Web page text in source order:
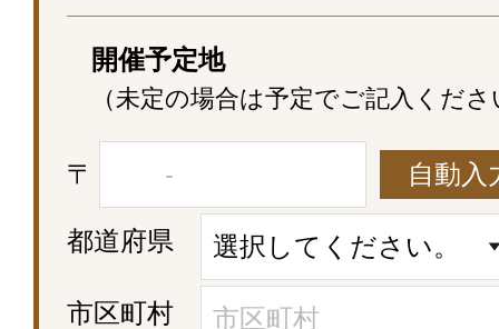
開催予定地
（未定の場合は予定でご記入くださ
〒 自動入
都道府県
市区町村